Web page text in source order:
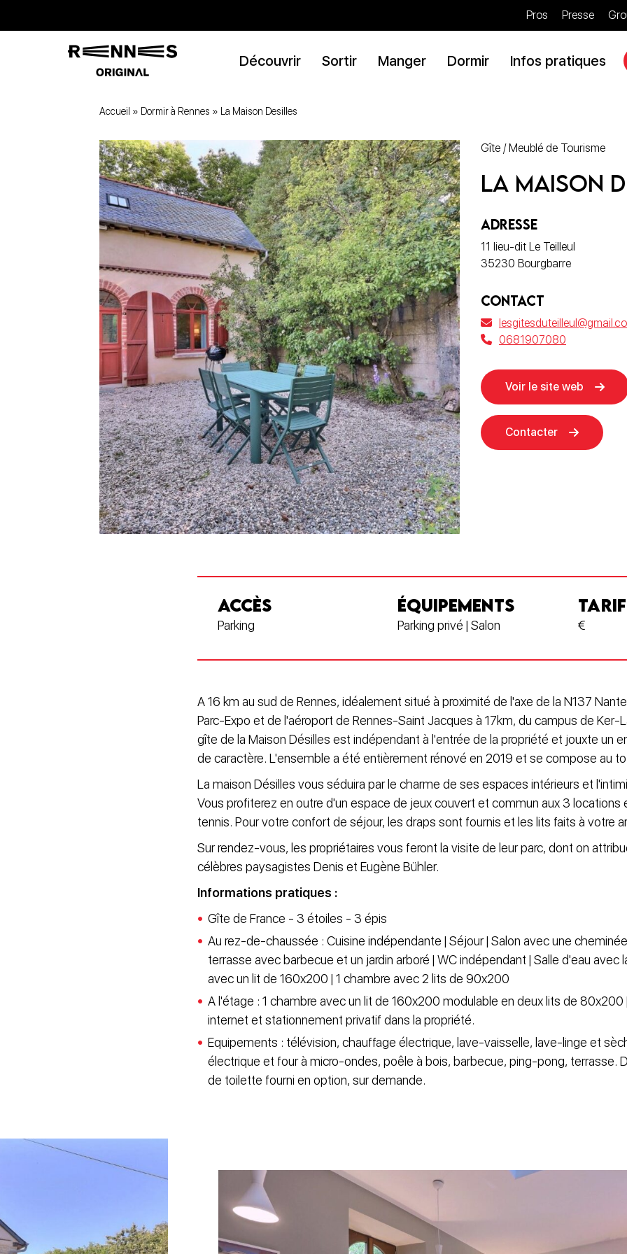
Pros Presse
Découvrir Sortir Manger Dormir Infos pratiques
Accueil » Dormir à Rennes » La Maison Desilles
Gîte / Meublé de Tourisme
La Maison
ADRESSE
11 lieu-dit Le Teilleul
35230 Bourgbarre
CONTACT
0681907080
Voir le site web
Contacter
ACCÈS
Parking
ÉQUIPEMENTS
Parking privé | Salon
TARIF
€
A 16 km au sud de Rennes, idéalement situé à proximité de l'axe de la N137
Parc-Expo et de l'aéroport de Rennes-Saint Jacques à 17km, du campus de Ker-
gîte de la Maison Désilles est indépendant à l'entrée de la propriété et jouxte un
de caractère. L'ensemble a été entièrement rénové en 2019 et se compose au
La maison Désilles vous séduira par le charme de ses espaces intérieurs et
Vous profiterez en outre d'un espace de jeux couvert et commun aux 3 locations
tennis. Pour votre confort de séjour, les draps sont fournis et les lits faits à votre
Sur rendez-vous, les propriétaires vous feront la visite de leur parc, dont on
célèbres paysagistes Denis et Eugène Bühler.
Informations pratiques :
Gîte de France - 3 étoiles - 3 épis
Au rez-de-chaussée : Cuisine indépendante | Séjour | Salon avec une
terrasse avec barbecue et un jardin arboré | WC indépendant | Salle d'eau avec
avec un lit de 160x200 | 1 chambre avec 2 lits de 90x200
A l'étage : 1 chambre avec un lit de 160x200 modulable en deux lits de 80x200
internet et stationnement privatif dans la propriété.
Equipements : télévision, chauffage électrique, lave-vaisselle, lave-linge et
électrique et four à micro-ondes, poêle à bois, barbecue, ping-pong, terrasse.
de toilette fourni en option, sur demande.